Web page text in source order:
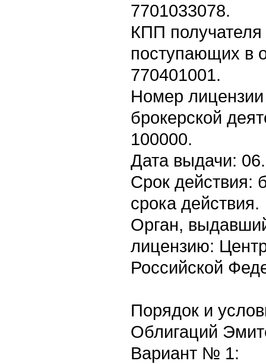
7701033078.
КПП получателя
поступающих в
770401001.
Номер
брокерской
100000.
Дата выдачи:
Срок действия:
срока действия.
Орган,
лицензию:
Российской
Порядок и
Облигаций
Вариант № 1: